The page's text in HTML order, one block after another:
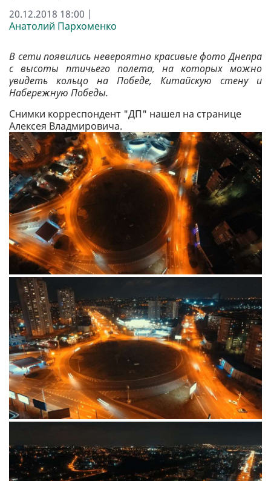
20.12.2018 18:00 |
Анатолий Пархоменко
В сети появились невероятно красивые фото Днепра
с высоты птичьего полета, на которых можно
увидеть кольцо на Победе, Китайскую стену и
Набережную Победы.
Снимки корреспондент "ДП" нашел на странице
Алексея Владмировича.